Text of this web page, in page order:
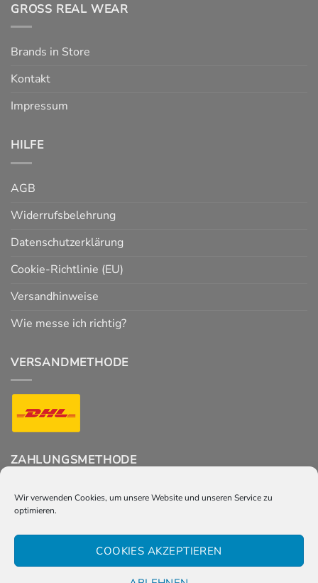
Wir verwenden Cookies, um unsere Website und unseren Service zu
optimieren.
COOKIES AKZEPTIEREN
GROSS REAL WEAR
Brands in Store
Kontakt
Impressum
HILFE
AGB
Widerrufsbelehrung
Datenschutzerklärung
Cookie-Richtlinie (EU)
Versandhinweise
Wie messe ich richtig?
VERSANDMETHODE
ZAHLUNGSMETHODE